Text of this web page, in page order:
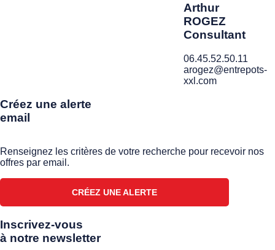
Arthur
ROGEZ
Consultant
06.45.52.50.11
arogez@entrepots-
xxl.com
Créez une alerte
email
Renseignez les critères de votre recherche pour recevoir nos
offres par email.
CRÉEZ UNE ALERTE
Inscrivez-vous
à notre newsletter